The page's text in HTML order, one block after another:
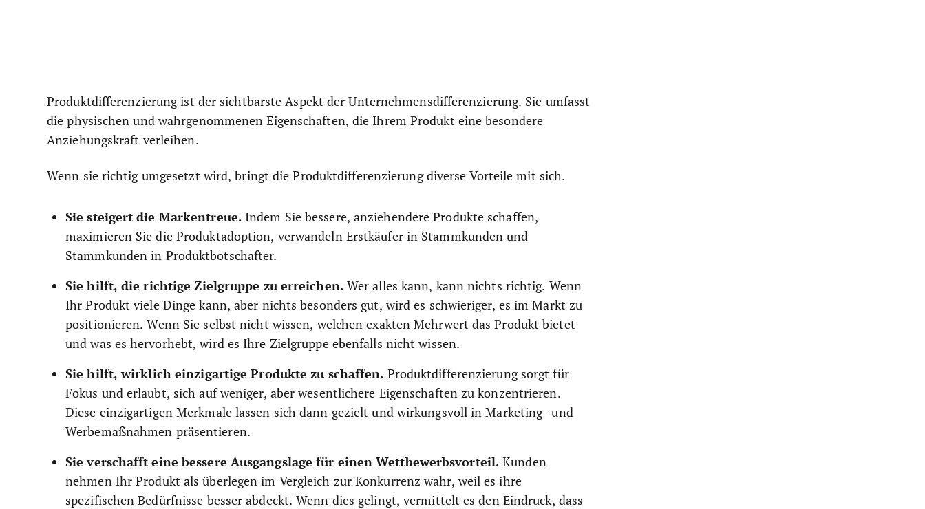
Produktdifferenzierung ist der sichtbarste Aspekt der Unternehmensdifferenzierung. Sie umfasst
die physischen und wahrgenommenen Eigenschaften, die Ihrem Produkt eine besondere
Anziehungskraft verleihen.
Wenn sie richtig umgesetzt wird, bringt die Produktdifferenzierung diverse Vorteile mit sich.
Sie steigert die Markentreue.Indem Sie bessere, anziehendere Produkte schaffen,
maximieren Sie die Produktadoption, verwandeln Erstkäufer in Stammkunden und
Stammkunden in Produktbotschafter.
Sie hilft, die richtige Zielgruppe zu erreichen.Wer alles kann, kann nichts richtig. Wenn
Ihr Produkt viele Dinge kann, aber nichts besonders gut, wird es schwieriger, es im Markt zu
positionieren. Wenn Sie selbst nicht wissen, welchen exakten Mehrwert das Produkt bietet
und was es hervorhebt, wird es Ihre Zielgruppe ebenfalls nicht wissen.
Sie hilft, wirklich einzigartige Produkte zu schaffen. Produktdifferenzierung sorgt für
Fokus und erlaubt, sich auf weniger, aber wesentlichere Eigenschaften zu konzentrieren.
Diese einzigartigen Merkmale lassen sich dann gezielt und wirkungsvoll in Marketing- und
Werbemaßnahmen präsentieren.
Sie verschafft eine bessere Ausgangslage für einen Wettbewerbsvorteil. Kunden
nehmen Ihr Produkt als überlegen im Vergleich zur Konkurrenz wahr, weil es ihre
spezifischen Bedürfnisse besser abdeckt. Wenn dies gelingt, vermittelt es den Eindruck, dass